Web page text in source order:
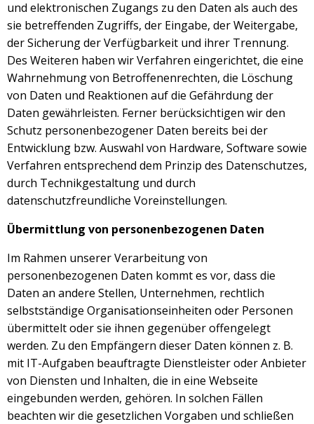
und elektronischen Zugangs zu den Daten als auch des
sie betreffenden Zugriffs, der Eingabe, der Weitergabe,
der Sicherung der Verfügbarkeit und ihrer Trennung.
Des Weiteren haben wir Verfahren eingerichtet, die eine
Wahrnehmung von Betroffenenrechten, die Löschung
von Daten und Reaktionen auf die Gefährdung der
Daten gewährleisten. Ferner berücksichtigen wir den
Schutz personenbezogener Daten bereits bei der
Entwicklung bzw. Auswahl von Hardware, Software sowie
Verfahren entsprechend dem Prinzip des Datenschutzes,
durch Technikgestaltung und durch
datenschutzfreundliche Voreinstellungen.
Übermittlung von personenbezogenen Daten
Im Rahmen unserer Verarbeitung von
personenbezogenen Daten kommt es vor, dass die
Daten an andere Stellen, Unternehmen, rechtlich
selbstständige Organisationseinheiten oder Personen
übermittelt oder sie ihnen gegenüber offengelegt
werden. Zu den Empfängern dieser Daten können z. B.
mit IT-Aufgaben beauftragte Dienstleister oder Anbieter
von Diensten und Inhalten, die in eine Webseite
eingebunden werden, gehören. In solchen Fällen
beachten wir die gesetzlichen Vorgaben und schließen